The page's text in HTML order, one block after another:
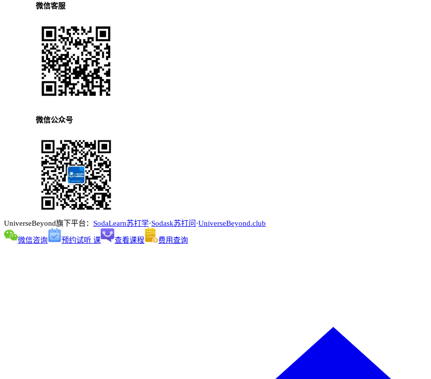
微信客服
微信公众号
UniverseBeyond旗下平台： SodaLearn苏打学·Sodask苏打问 ·UniverseBeyond.club
微信咨询 预约试听 课 查看课程 费用查询